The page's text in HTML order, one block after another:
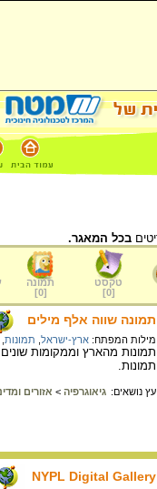
בכל המאגר.
טקסט
[
0
]
תמונה
[
0
]
תמונה שווה אלף מילים
מילות המפתח: ארץ-ישראל תמונות
תמונות מהארץ וממקומות
תמונות.
עץ נושאים: גיאוגרפיה > אזורים
NYPL Digital Gallery